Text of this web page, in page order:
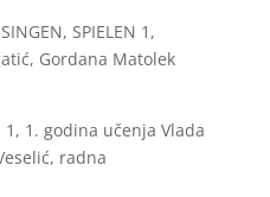
SPIELEN 1,
Gordana Matolek
1, 1. godina učenja Vlada
radna